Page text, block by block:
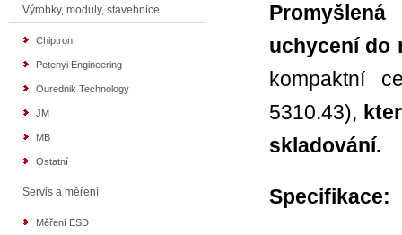
Výrobky, moduly, stavebnice
Chiptron
Petenyi Engineering
Ourednik Technology
JM
MB
Ostatní
Servis a měření
Měření ESD
uchycení do
kompaktní
5310.43),
skladování.
Specifikace: